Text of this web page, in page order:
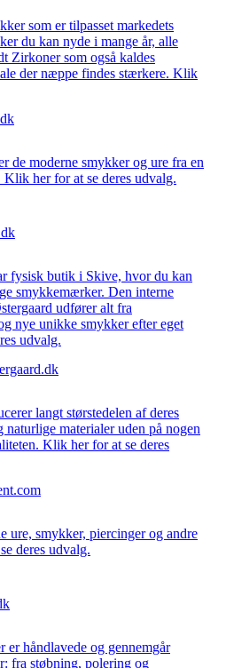
som er tilpasset markedets
du kan nyde i mange år, alle
Zirkoner som også kaldes
der næppe findes stærkere. Klik
de moderne smykker og ure fra en
her for at se deres udvalg.
fysisk butik i Skive, hvor du kan
smykkemærker. Den interne
udfører alt fra
nye unikke smykker efter eget
udvalg.
langt størstedelen af deres
materialer uden på nogen
Klik her for at se deres
ure, smykker, piercinger og andre
deres udvalg.
håndlavede og gennemgår
fra støbning, polering og